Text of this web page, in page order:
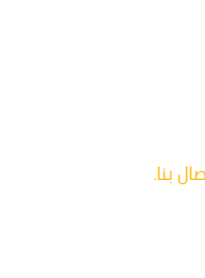
بنا.